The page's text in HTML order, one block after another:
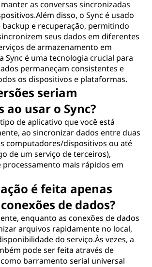
as conversas sincronizadas
disso, o Sync é usado
backup e recuperação, permitindo
seus dados em diferentes
de armazenamento em
Sync é uma tecnologia crucial para
permaneçam consistentes e
os dispositivos e plataformas.
seriam
ao usar o Sync?
de aplicativo que você está
ao sincronizar dados entre duas
computadores/dispositivos ou até
de um serviço de terceiros),
mais rápidos em
é feita apenas
de dados?
enquanto as conexões de dados
arquivos rapidamente no local,
do serviço.Às vezes, a
pode ser feita através de
barramento serial universal